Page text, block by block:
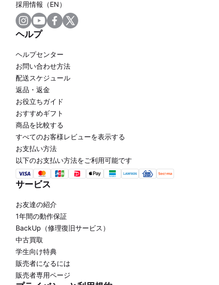
採用情報（EN）
ヘルプ
ヘルプセンター
お問い合わせ方法
配送スケジュール
返品・返金
お役立ちガイド
おすすめギフト
商品を比較する
すべてのお客様レビューを表示する
お支払い方法
以下のお支払い方法をご利用可能です
サービス
お友達の紹介
1年間の動作保証
BackUp（修理復旧サービス）
中古買取
学生向け特典
販売者になるには
販売者専用ページ